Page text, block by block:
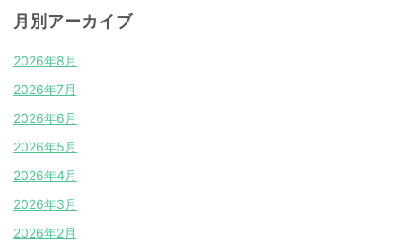
月別アーカイブ
2026年8月
2026年7月
2026年6月
2026年5月
2026年4月
2026年3月
2026年2月